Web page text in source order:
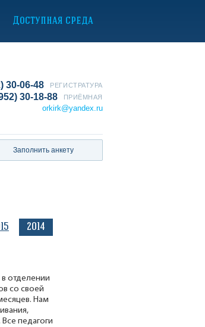
Доступная среда
30-06-48 РЕГИСТРАТУРА
30-18-88 ПРИЁМНАЯ
orkirk@yandex.ru
Заполнить анкету
2014
отделении
со своей
Нам
педагоги